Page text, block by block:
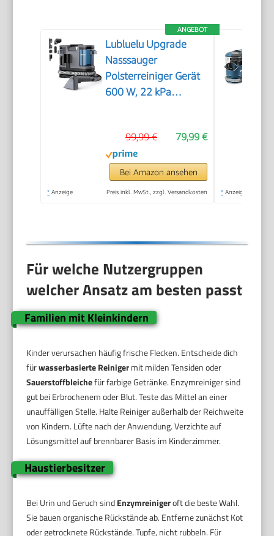
ANGEBOT
Lubluelu Upgrade
Nasssauger
Polsterreiniger Gerät
600 W, 22 kPa
79,99 €
99,99 €
Bei Amazon ansehen
* Anzeige Preis inkl. MwSt., zzgl. Versandkosten * Anzeige
Für welche Nutzergruppen
welcher Ansatz am besten passt
Familien mit Kleinkindern
Kinder verursachen häufig frische Flecken. Entscheide dich
fürwasserbasierte Reinigermit milden Tensiden oder
Sauerstoffbleichefür farbige Getränke. Enzymreiniger sind
gut bei Erbrochenem oder Blut. Teste das Mittel an einer
unauffälligen Stelle. Halte Reiniger außerhalb der Reichweite
von Kindern. Lüfte nach der Anwendung. Verzichte auf
Lösungsmittel auf brennbarer Basis im Kinderzimmer.
Haustierbesitzer
Bei Urin und Geruch sindEnzymreinigeroft die beste Wahl.
Sie bauen organische Rückstände ab. Entferne zunächst Kot
oder getrocknete Rückstände. Tupfe, nicht rubbeln. Für